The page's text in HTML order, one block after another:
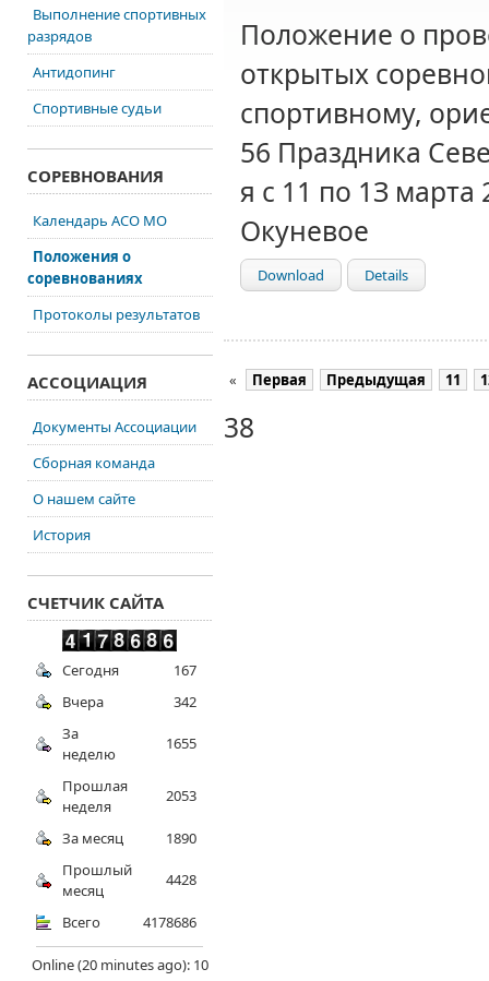
Положение о
открытых
спортивному,
56 Праздника
я с 11 по 1З
Окуневое
Download Details
« Первая Предыдущая 11
38
Выполнение спортивных
разрядов
Антидопинг
Спортивные судьи
СОРЕВНОВАНИЯ
Календарь АСО МО
Положения о
соревнованиях
Протоколы результатов
АССОЦИАЦИЯ
Документы Ассоциации
Сборная команда
О нашем сайте
История
СЧЕТЧИК САЙТА
Сегодня
167
Вчера
342
За
неделю
1655
Прошлая
неделя
2053
За месяц
1890
Прошлый
месяц
4428
Всего 4178686
Online (20 minutes ago): 10